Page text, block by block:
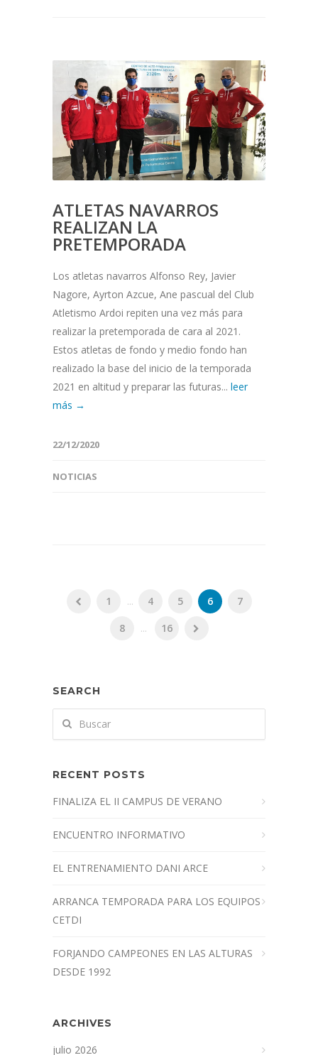
ATLETAS NAVARROS
REALIZAN LA
PRETEMPORADA
Los atletas navarros Alfonso Rey, Javier
Nagore, Ayrton Azcue, Ane pascual del Club
Atletismo Ardoi repiten una vez más para
realizar la pretemporada de cara al 2021.
Estos atletas de fondo y medio fondo han
realizado la base del inicio de la temporada
2021 en altitud y preparar las futuras... leer
más →
22/12/2020
NOTICIAS
1 ... 4 5 6
7
8
... 16
SEARCH
RECENT POSTS
FINALIZA EL II CAMPUS DE VERANO
ENCUENTRO INFORMATIVO
EL ENTRENAMIENTO DANI ARCE
ARRANCA TEMPORADA PARA LOS EQUIPOS
CETDI
FORJANDO CAMPEONES EN LAS ALTURAS
DESDE 1992
ARCHIVES
julio 2026